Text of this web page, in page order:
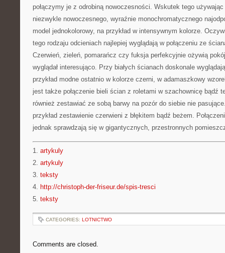
połączymy je z odrobiną nowoczesności. Wskutek tego
niezwykle nowoczesnego, wyraźnie monochromatycznego
model jednokolorowy, na przykład w intensywnym kolorze.
tego rodzaju odcieniach najlepiej wyglądają w połączeniu ze
Czerwień, zieleń, pomarańcz czy fuksja perfekcyjnie ożywią
wyglądał interesująco. Przy białych ścianach doskonale
przykład modne ostatnio w kolorze czerni, w adamaszkowy
jest także połączenie bieli ścian z roletami w szachownicę bądź
również zestawiać ze sobą barwy na pozór do siebie nie
przykład zestawienie czerwieni z błękitem bądź beżem.
jednak sprawdzają się w gigantycznych, przestronnych
1. artykuly
2. artykuly
3. teksty
4. http://christoph-der-friseur.de/spis-tresci
5. teksty
CATEGORIES: LOTNICTWO
Comments are closed.